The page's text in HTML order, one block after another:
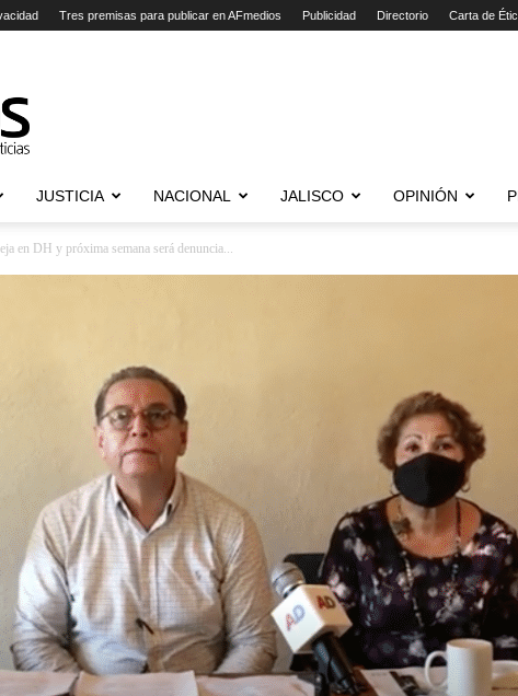
Tres premisas para publicar en AFmedios Publicidad Directorio Carta de
JUSTICIA NACIONAL JALISCO OPINIÓN
en DH y próxima semana será denuncia...